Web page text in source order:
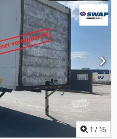
1 / 15